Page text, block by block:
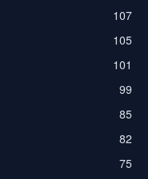
107
105
101
99
85
82
75